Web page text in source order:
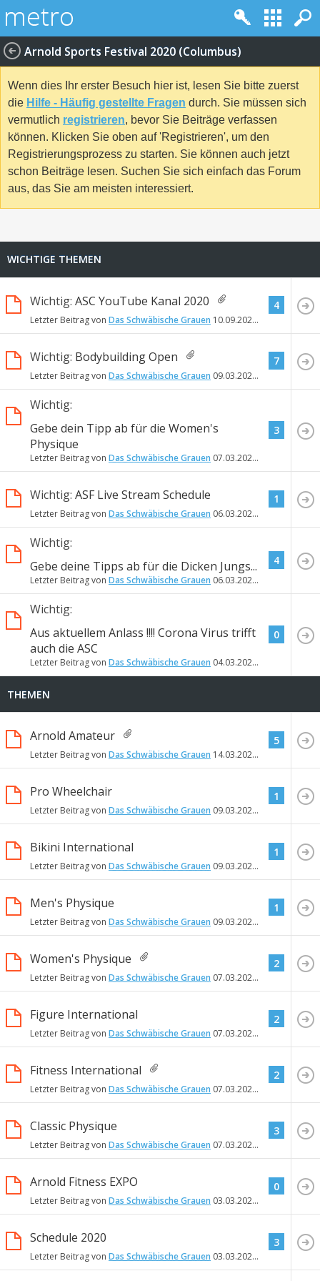
Arnold Sports Festival 2020 (Columbus)
Wenn dies Ihr erster Besuch hier ist, lesen Sie bitte zuerst
die Hilfe - Häufig gestellte Fragen durch. Sie müssen sich
vermutlich registrieren, bevor Sie Beiträge verfassen
können. Klicken Sie oben auf 'Registrieren', um den
Registrierungsprozess zu starten. Sie können auch jetzt
schon Beiträge lesen. Suchen Sie sich einfach das Forum
aus, das Sie am meisten interessiert.
WICHTIGE THEMEN
Wichtig: ASC YouTube Kanal 2020
Letzter Beitrag von Das Schwäbische Grauen 10.09.2020
4
Wichtig: Bodybuilding Open
Letzter Beitrag von Das Schwäbische Grauen 09.03.2020
7
Wichtig:
Gebe dein Tipp ab für die Women's
Physique
Letzter Beitrag von Das Schwäbische Grauen 07.03.2020
3
Wichtig: ASF Live Stream Schedule
Letzter Beitrag von Das Schwäbische Grauen 06.03.2020
1
Wichtig:
Gebe deine Tipps ab für die Dicken Jungs...
Letzter Beitrag von Das Schwäbische Grauen 06.03.2020
4
Wichtig:
Aus aktuellem Anlass !!!! Corona Virus trifft
auch die ASC
Letzter Beitrag von Das Schwäbische Grauen 04.03.2020
0
THEMEN
Arnold Amateur
Letzter Beitrag von Das Schwäbische Grauen 14.03.2020
5
Pro Wheelchair
Letzter Beitrag von Das Schwäbische Grauen 09.03.2020
1
Bikini International
Letzter Beitrag von Das Schwäbische Grauen 09.03.2020
1
Men's Physique
Letzter Beitrag von Das Schwäbische Grauen 09.03.2020
1
Women's Physique
Letzter Beitrag von Das Schwäbische Grauen 07.03.2020
2
Figure International
Letzter Beitrag von Das Schwäbische Grauen 07.03.2020
2
Fitness International
Letzter Beitrag von Das Schwäbische Grauen 07.03.2020
2
Classic Physique
Letzter Beitrag von Das Schwäbische Grauen 07.03.2020
3
Arnold Fitness EXPO
Letzter Beitrag von Das Schwäbische Grauen 03.03.2020
0
Schedule 2020
Letzter Beitrag von Das Schwäbische Grauen 03.03.2020
3